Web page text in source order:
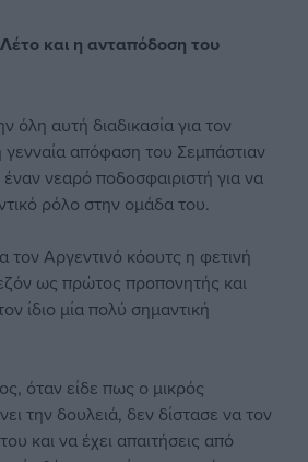
και η ανταπόδοση του
όλη αυτή διαδικασία για τον
απόφαση του Σεμπάστιαν
έναν νεαρό ποδοσφαιριστή για να
ρόλο στην ομάδα του.
Αργεντινό κόουτς η φετινή
ως πρώτος προπονητής και
ίδιο μία πολύ σημαντική
όταν είδε πως ο μικρός
την δουλειά, δεν δίστασε να τον
και να έχει απαιτήσεις από